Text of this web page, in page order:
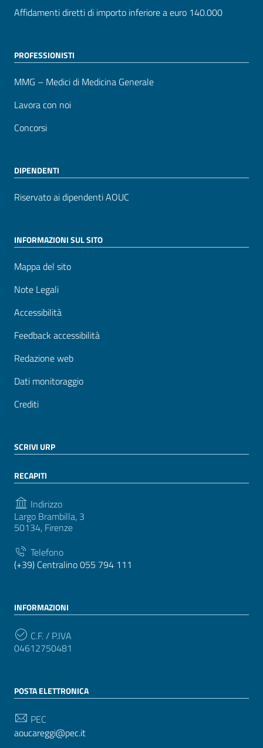
Affidamenti diretti di importo inferiore a euro 140.000
PROFESSIONISTI
MMG – Medici di Medicina Generale
Lavora con noi
Concorsi
DIPENDENTI
Riservato ai dipendenti AOUC
INFORMAZIONI SUL SITO
Mappa del sito
Note Legali
Accessibilità
Feedback accessibilità
Redazione web
Dati monitoraggio
Crediti
SCRIVI URP
RECAPITI
Indirizzo
Largo Brambilla, 3
50134, Firenze
Telefono
(+39) Centralino 055 794 111
INFORMAZIONI
C.F. / P.IVA
04612750481
POSTA ELETTRONICA
PEC
aoucareggi@pec.it